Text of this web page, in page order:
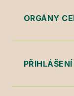
ORGÁNY